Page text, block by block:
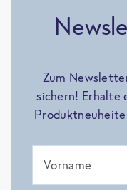
Zum
sichern! Erhalte
Vorname